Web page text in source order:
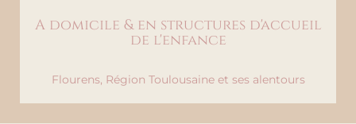
A domicile & en structures d'accueil
de l'enfance
Flourens, Région Toulousaine et ses alentours